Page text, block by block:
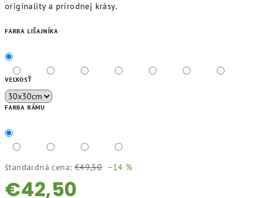
originality a prírodnej krásy.
FARBA LIŠAJNÍKA
VEĽKOSŤ
FARBA RÁMU
štandardná cena: €49,50 –14 %
€42,50